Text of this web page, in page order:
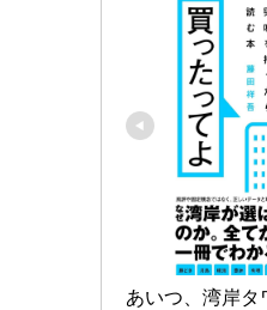
あいつ、湾岸タ